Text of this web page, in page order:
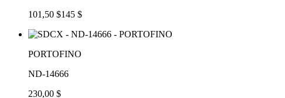
101,50 $145 $
PORTOFINO
ND-14666
230,00 $